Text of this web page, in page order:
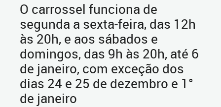
O carrossel funciona de
segunda a sexta-feira, das 12h
às 20h, e aos sábados e
domingos, das 9h às 20h, até 6
de janeiro, com exceção dos
dias 24 e 25 de dezembro e 1°
de janeiro